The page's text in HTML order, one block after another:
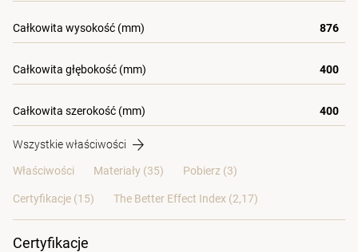
Całkowita wysokość (mm) 876
Całkowita głębokość (mm) 400
Całkowita szerokość (mm) 400
Wszystkie właściwości
Właściwości Materiały (35) Pobierz (3)
Certyfikacje (15) The Better Effect Index (2,17)
Certyfikacje